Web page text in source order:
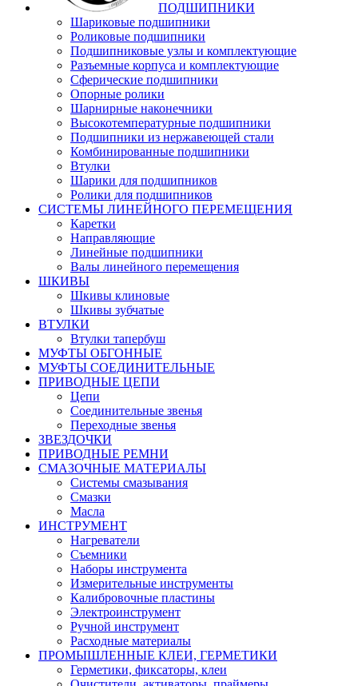
ПОДШИПНИКИ
Шариковые подшипники
Роликовые подшипники
Подшипниковые узлы и комплектующие
Разъемные корпуса и комплектующие
Сферические подшипники
Опорные ролики
Шарнирные наконечники
Высокотемпературные подшипники
Подшипники из нержавеющей стали
Комбинированные подшипники
Втулки
Шарики для подшипников
Ролики для подшипников
СИСТЕМЫ ЛИНЕЙНОГО ПЕРЕМЕЩЕНИЯ
Каретки
Направляющие
Линейные подшипники
Валы линейного перемещения
ШКИВЫ
Шкивы клиновые
Шкивы зубчатые
ВТУЛКИ
Втулки тапербуш
МУФТЫ ОБГОННЫЕ
МУФТЫ СОЕДИНИТЕЛЬНЫЕ
ПРИВОДНЫЕ ЦЕПИ
Цепи
Соединительные звенья
Переходные звенья
ЗВЕЗДОЧКИ
ПРИВОДНЫЕ РЕМНИ
СМАЗОЧНЫЕ МАТЕРИАЛЫ
Системы смазывания
Смазки
Масла
ИНСТРУМЕНТ
Нагреватели
Съемники
Наборы инструмента
Измерительные инструменты
Калибровочные пластины
Электроинструмент
Ручной инструмент
Расходные материалы
ПРОМЫШЛЕННЫЕ КЛЕИ, ГЕРМЕТИКИ
Герметики, фиксаторы, клеи